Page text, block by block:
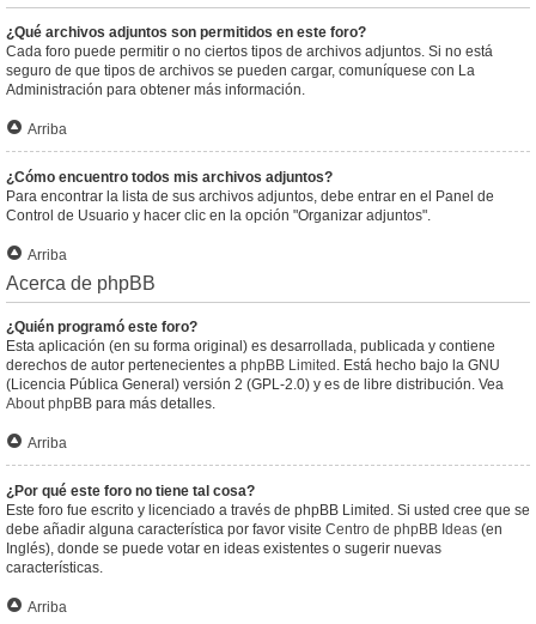
¿Qué archivos adjuntos son permitidos en este foro?
Cada foro puede permitir o no ciertos tipos de archivos adjuntos. Si no está
seguro de que tipos de archivos se pueden cargar, comuníquese con La
Administración para obtener más información.
Arriba
¿Cómo encuentro todos mis archivos adjuntos?
Para encontrar la lista de sus archivos adjuntos, debe entrar en el Panel de
Control de Usuario y hacer clic en la opción "Organizar adjuntos".
Arriba
Acerca de phpBB
¿Quién programó este foro?
Esta aplicación (en su forma original) es desarrollada, publicada y contiene
derechos de autor pertenecientes a phpBB Limited . Está hecho bajo la GNU
(Licencia Pública General) versión 2 (GPL-2.0) y es de libre distribución. Vea
About phpBB para más detalles.
Arriba
¿Por qué este foro no tiene tal cosa?
Este foro fue escrito y licenciado a través de phpBB Limited. Si usted cree que se
debe añadir alguna característica por favor visite Centro de phpBB Ideas (en
Inglés), donde se puede votar en ideas existentes o sugerir nuevas
características.
Arriba